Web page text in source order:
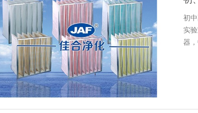
初
实
器